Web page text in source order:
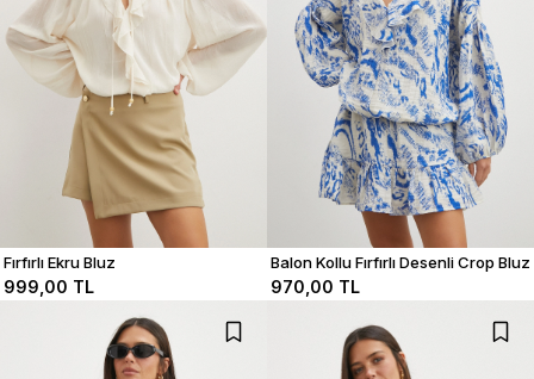
Fırfırlı Ekru Bluz
999,00 TL
Balon Kollu Fırfırlı Desenli Crop Bluz
970,00 TL